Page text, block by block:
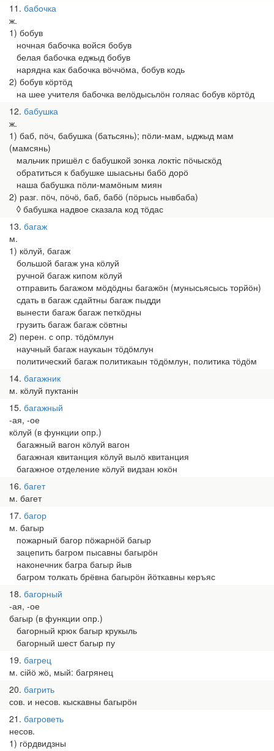
11 бабочка
ж.
1) бобув
ночная бабочка войся бобув
белая бабочка еджыд бобув
нарядна как бабочка вӧччӧма, бобув кодь
2) бобув кӧртӧд
на шее учителя бабочка велӧдысьлӧн голяас бобув кӧртӧд
12 бабушка
ж.
1) баб, пӧч, бабушка (батьсянь); пӧли-мам, ыджыд мам
(мамсянь)
мальчик пришёл с бабушкой зонка локтіс пӧчыскӧд
обратиться к бабушке шыасьны бабӧ дорӧ
наша бабушка пӧли-мамӧным миян
2) разг. пӧч, пӧчӧ, баб, бабӧ (пӧрысь нывбаба)
◊ бабушка надвое сказала код тӧдас
13 багаж
м.
1) кӧлуй, багаж
большой багаж уна кӧлуй
ручной багаж кипом кӧлуй
отправить багажом мӧдӧдны багажӧн (мунысьясысь торйӧн)
сдать в багаж сдайтны багаж пыдди
вынести багаж багаж петкӧдны
грузить багаж багаж сӧвтны
2) перен. с опр. тӧдӧмлун
научный багаж наукаын тӧдӧмлун
политический багаж политикаын тӧдӧмлун, политика тӧдӧм
14 багажник
м. кӧлуй пуктанін
15 багажный
-ая, -ое
кӧлуй (в функции опр.)
багажный вагон кӧлуй вагон
багажная квитанция кӧлуй вылӧ квитанция
багажное отделение кӧлуй видзан юкӧн
16 багет
м. багет
17 багор
м. багыр
пожарный багор пӧжарнӧй багыр
зацепить багром пысавны багырӧн
наконечник багра багыр йыв
багром толкать брёвна багырӧн йӧткавны керъяс
18 багорный
-ая, -ое
багыр (в функции опр.)
багорный крюк багыр крукыль
багорный шест багыр пу
19 багрец
м. сійӧ жӧ, мый: багрянец
20 багрить
сов. и несов. кыскавны багырӧн
21 багроветь
несов.
1) гӧрдвидзны